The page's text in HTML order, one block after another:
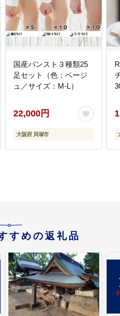
国産パンスト３種類25
足セット（色：ベージ
ュ／サイズ：M-L）
22,000円
大阪府 貝塚市
すめの返礼品